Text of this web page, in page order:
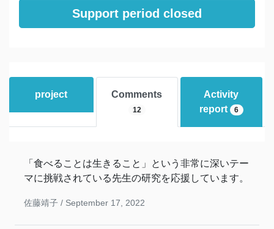
Support period closed
project Comments
12
Activity
report 6
「食べることは生きること」という非常に深いテー
マに挑戦されている先生の研究を応援しています。
佐藤靖子 / September 17, 2022